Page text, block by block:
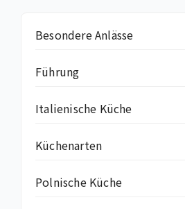
Besondere Anlässe
Führung
Italienische Küche
Küchenarten
Polnische Küche